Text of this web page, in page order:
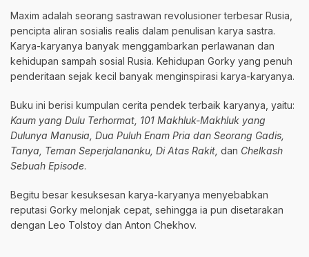
Maxim adalah seorang sastrawan revolusioner terbesar Rusia,
pencipta aliran sosialis realis dalam penulisan karya sastra.
Karya-karyanya banyak menggambarkan perlawanan dan
kehidupan sampah sosial Rusia. Kehidupan Gorky yang penuh
penderitaan sejak kecil banyak menginspirasi karya-karyanya.
Buku ini berisi kumpulan cerita pendek terbaik karyanya, yaitu:
Kaum yang Dulu Terhormat, 101 Makhluk-Makhluk yang
Dulunya Manusia, Dua Puluh Enam Pria dan Seorang Gadis,
Tanya, Teman Seperjalananku, Di Atas Rakit, dan Chelkash
Sebuah Episode.
Begitu besar kesuksesan karya-karyanya menyebabkan
reputasi Gorky melonjak cepat, sehingga ia pun disetarakan
dengan Leo Tolstoy dan Anton Chekhov.